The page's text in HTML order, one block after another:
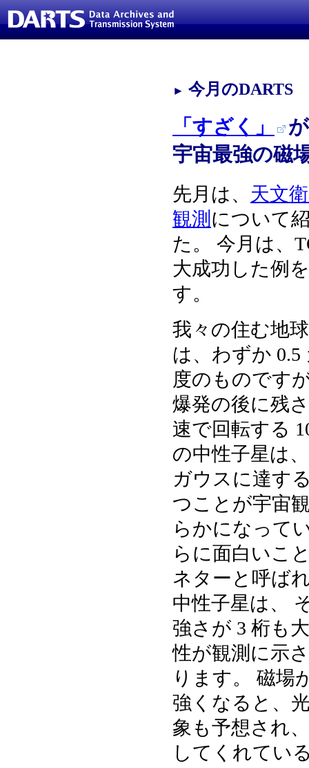
► 今月のDARTS
「すざく」
宇宙最強の磁
先月は、 天文
観測 について
た。 今月は、
大成功した例
す。
我々の住む地
は、わずか 0.5
度のものです
爆発の後に残
速で回転する
の中性子星は
ガウスに達す
つことが宇宙
らかになって
らに面白いこ
ネターと呼ば
中性子星は、
強さが 3 桁も
性が観測に示
ります。 磁場
強くなると、
象も予想され
してくれてい